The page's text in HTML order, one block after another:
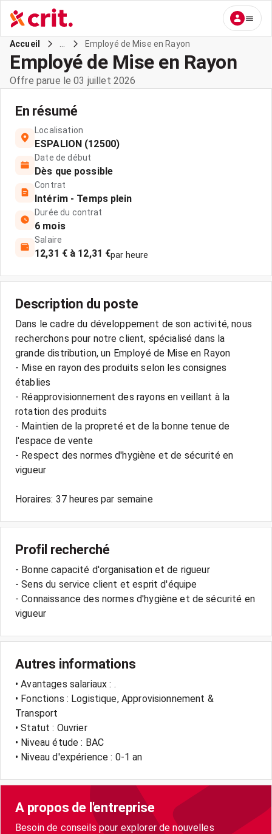
Accueil Employé de Mise en Rayon
Employé de Mise en Rayon
Offre parue le 03 juillet 2026
En résumé
Localisation
ESPALION (12500)
Date de début
Dès que possible
Contrat
Intérim - Temps plein
Durée du contrat
6 mois
Salaire
12,31 € à 12,31 €par heure
Description du poste
Dans le cadre du développement de son activité, nous
recherchons pour notre client, spécialisé dans la
grande distribution, un Employé de Mise en Rayon
- Mise en rayon des produits selon les consignes
établies
- Réapprovisionnement des rayons en veillant à la
rotation des produits
- Maintien de la propreté et de la bonne tenue de
l'espace de vente
- Respect des normes d'hygiène et de sécurité en
vigueur
Horaires: 37 heures par semaine
Profil recherché
- Bonne capacité d'organisation et de rigueur
- Sens du service client et esprit d'équipe
- Connaissance des normes d'hygiène et de sécurité en
Autres informations
• Avantages salariaux : .
• Fonctions : Logistique, Approvisionnement &
Transport
• Statut : Ouvrier
• Niveau étude : BAC
• Niveau d'expérience : 0-1 an
A propos de l'entreprise
Besoin de conseils pour explorer de nouvelles